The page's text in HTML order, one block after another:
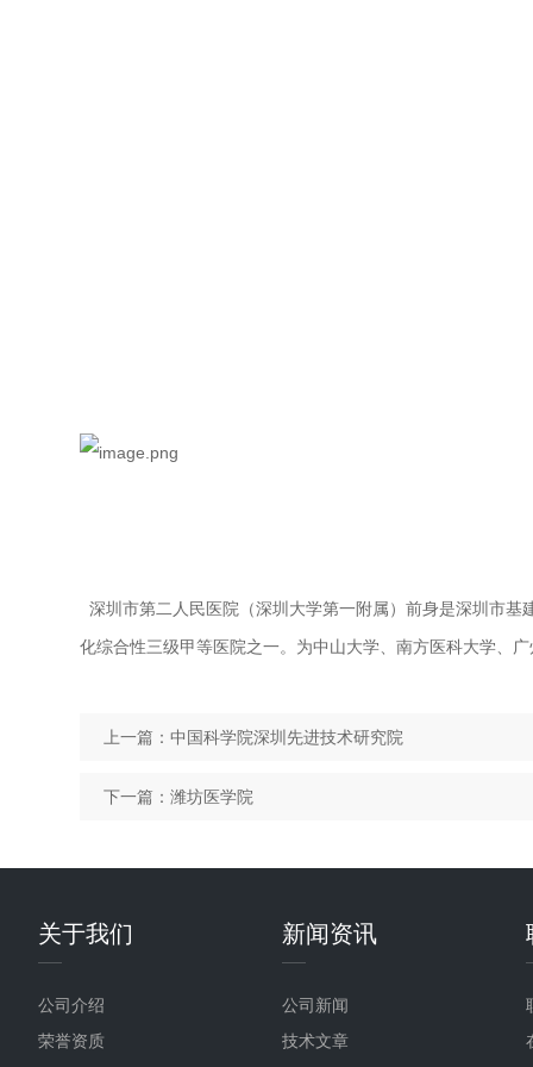
深圳市第二 人民医院 （深圳大学第一附属）前身是深圳市基
化综合性三级甲等医院之一。为中山大学、南方医科大学 、
上一篇：中国科学院深圳先进技术研究院
下一篇：潍坊医学院
关于我们
公司介绍
荣誉资质
新闻资讯
公司新闻
技术文章